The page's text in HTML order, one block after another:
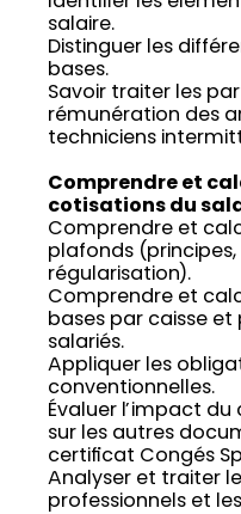
salaire.
Distinguer les
bases.
Savoir traiter les
rémunération des
techniciens
Comprendre et
cotisations du
Comprendre et
plafonds
régularisation).
Comprendre et
bases par caisse
salariés.
Appliquer les
conventionnelles.
Évaluer l’impact
sur les autres
certificat Congés
Analyser et traiter
professionnels et